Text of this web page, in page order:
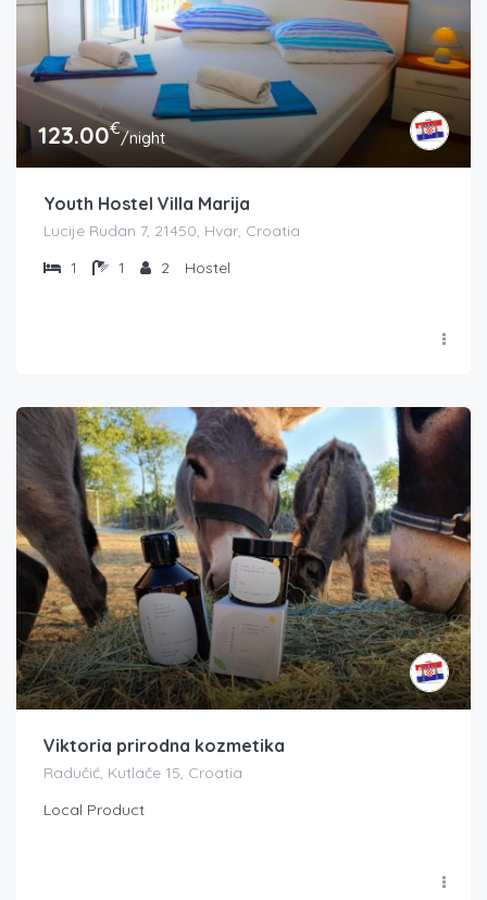
123.00€/night
Youth Hostel Villa Marija
Lucije Rudan 7, 21450, Hvar, Croatia
1
1 2 Hostel
Viktoria prirodna kozmetika
Radučić, Kutlače 15, Croatia
Local Product